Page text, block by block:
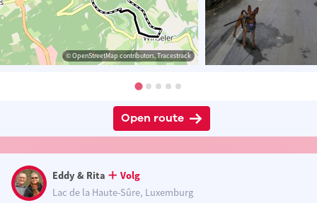
© OpenStreetMap contributors, Tracestrack
Open route
Eddy & Rita
Volg
Lac de la Haute-Sûre, Luxemburg